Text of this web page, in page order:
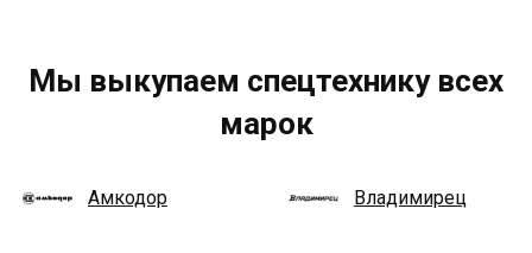
Мы выкупаем спецтехнику всех
марок
Амкодор Владимирец